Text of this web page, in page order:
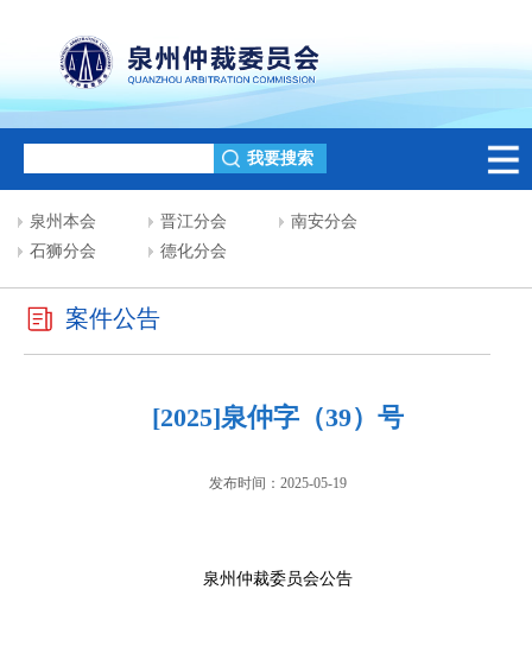
泉州本会 晋江分会
南安分会
石狮分会
德化分会
案件公告
[2025]泉仲字（39）号
发布时间：2025-05-19
泉州仲裁委员会公告